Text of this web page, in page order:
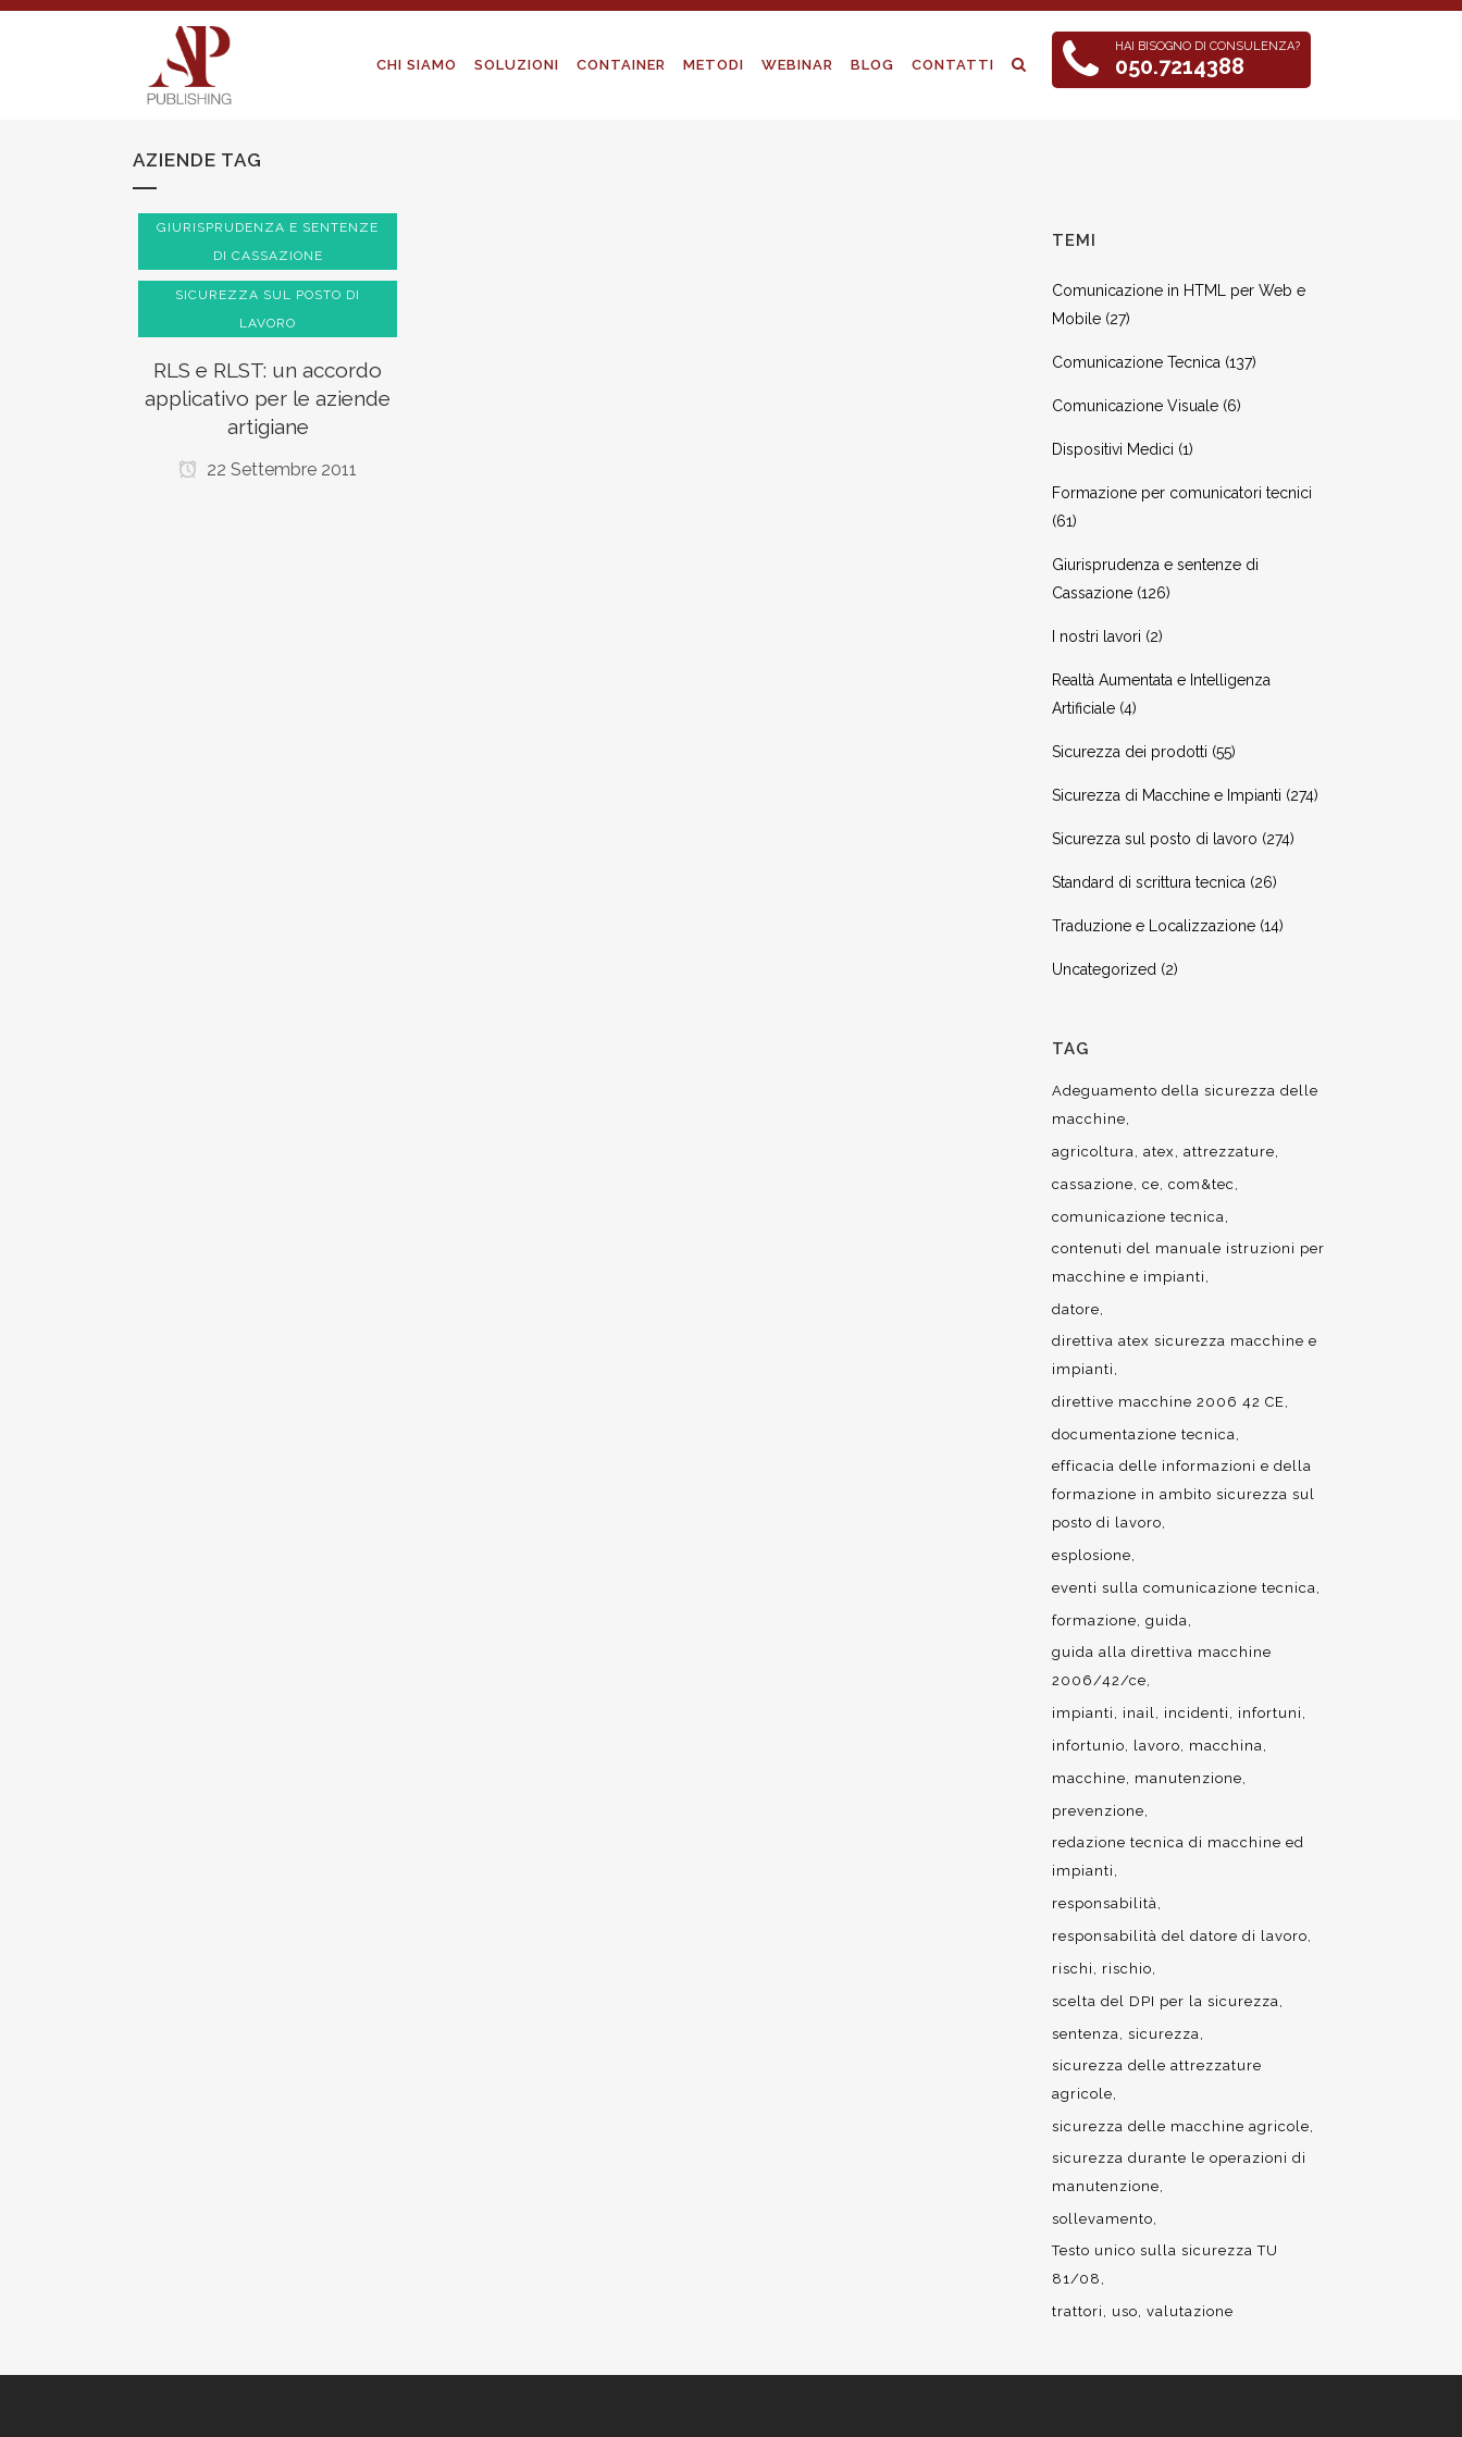
HAI BISOGNO DI CONSULENZA?
050.7214388
CHI SIAMO SOLUZIONI CONTAINER METODI WEBINAR BLOG CONTATTI
AZIENDE TAG
GIURISPRUDENZA E SENTENZE
DI CASSAZIONE
SICUREZZA SUL POSTO DI
LAVORO
RLS e RLST: un accordo
applicativo per le aziende
artigiane
22 Settembre 2011
TEMI
Comunicazione in HTML per Web e
Mobile (27)
Comunicazione Tecnica (137)
Comunicazione Visuale (6)
Dispositivi Medici (1)
Formazione per comunicatori tecnici
(61)
Giurisprudenza e sentenze di
Cassazione (126)
I nostri lavori (2)
Realtà Aumentata e Intelligenza
Artificiale (4)
Sicurezza dei prodotti (55)
Sicurezza di Macchine e Impianti (274)
Sicurezza sul posto di lavoro (274)
Standard di scrittura tecnica (26)
Traduzione e Localizzazione (14)
Uncategorized (2)
TAG
Adeguamento della sicurezza delle
macchine
agricoltura atex
attrezzature
cassazione ce com&tec
comunicazione tecnica
contenuti del manuale istruzioni per
macchine e impianti
datore
direttiva atex sicurezza macchine e
impianti
direttive macchine 2006 42 CE
documentazione tecnica
efficacia delle informazioni e della
formazione in ambito sicurezza sul
posto di lavoro
esplosione
eventi sulla comunicazione tecnica
formazione guida
guida alla direttiva macchine
2006/42/ce
impianti
inail incidenti
infortuni
infortunio
lavoro
macchina
macchine
manutenzione
prevenzione
redazione tecnica di macchine ed
impianti
responsabilità
responsabilità del datore di lavoro
rischi
rischio
scelta del DPI per la sicurezza
sentenza sicurezza
sicurezza delle attrezzature
agricole
sicurezza delle macchine agricole
sicurezza durante le operazioni di
manutenzione
sollevamento
Testo unico sulla sicurezza TU
81/08
trattori
uso valutazione